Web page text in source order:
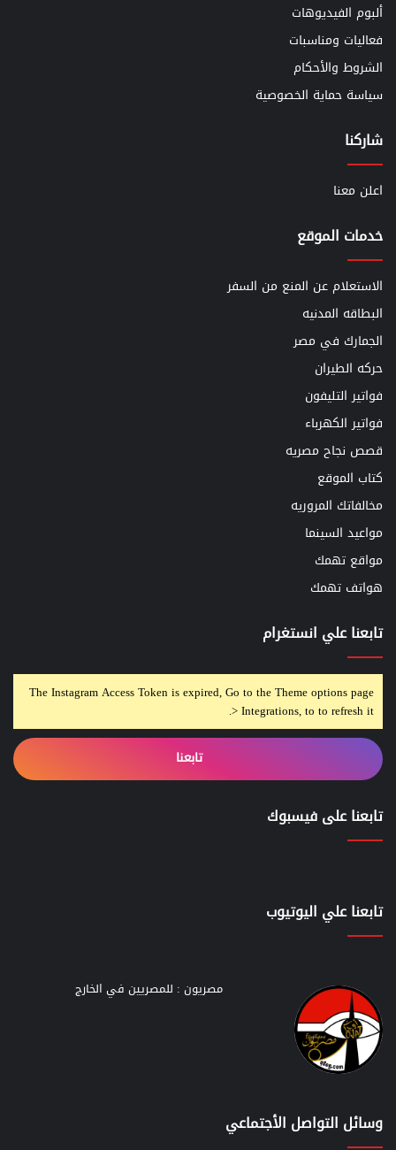
ألبوم الفيديوهات
فعاليات ومناسبات
الشروط والأحكام
سياسة حماية الخصوصية
شاركنا
اعلن معنا
خدمات الموقع
الاستعلام عن المنع من السفر
البطاقه المدنيه
الجمارك في مصر
حركه الطيران
فواتير التليفون
فواتير الكهرباء
قصص نجاح مصريه
كتاب الموقع
مخالفاتك المروريه
مواعيد السينما
مواقع تهمك
هواتف تهمك
تابعنا علي انستغرام
The Instagram Access Token is expired, Go to the Theme options page
> Integrations, to to refresh it.
تابعنا
تابعنا على فيسبوك
تابعنا علي اليوتيوب
مصريون : للمصريين في الخارج
وسائل التواصل الأجتماعي